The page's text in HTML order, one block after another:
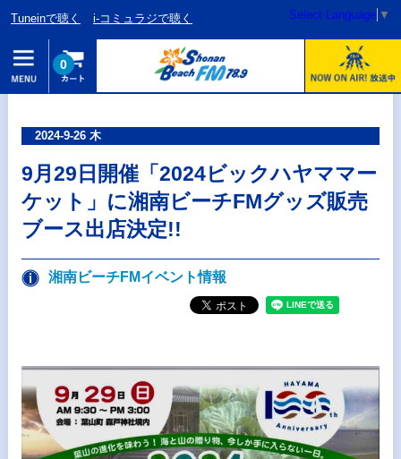
Tuneinで聴く i-コミュラジで聴く Select Language ▼
0
2024-9-26 木
9月29日開催「2024ビックハヤママー
ケット」に湘南ビーチFMグッズ販売
ブース出店決定!!
湘南ビーチFMイベント情報